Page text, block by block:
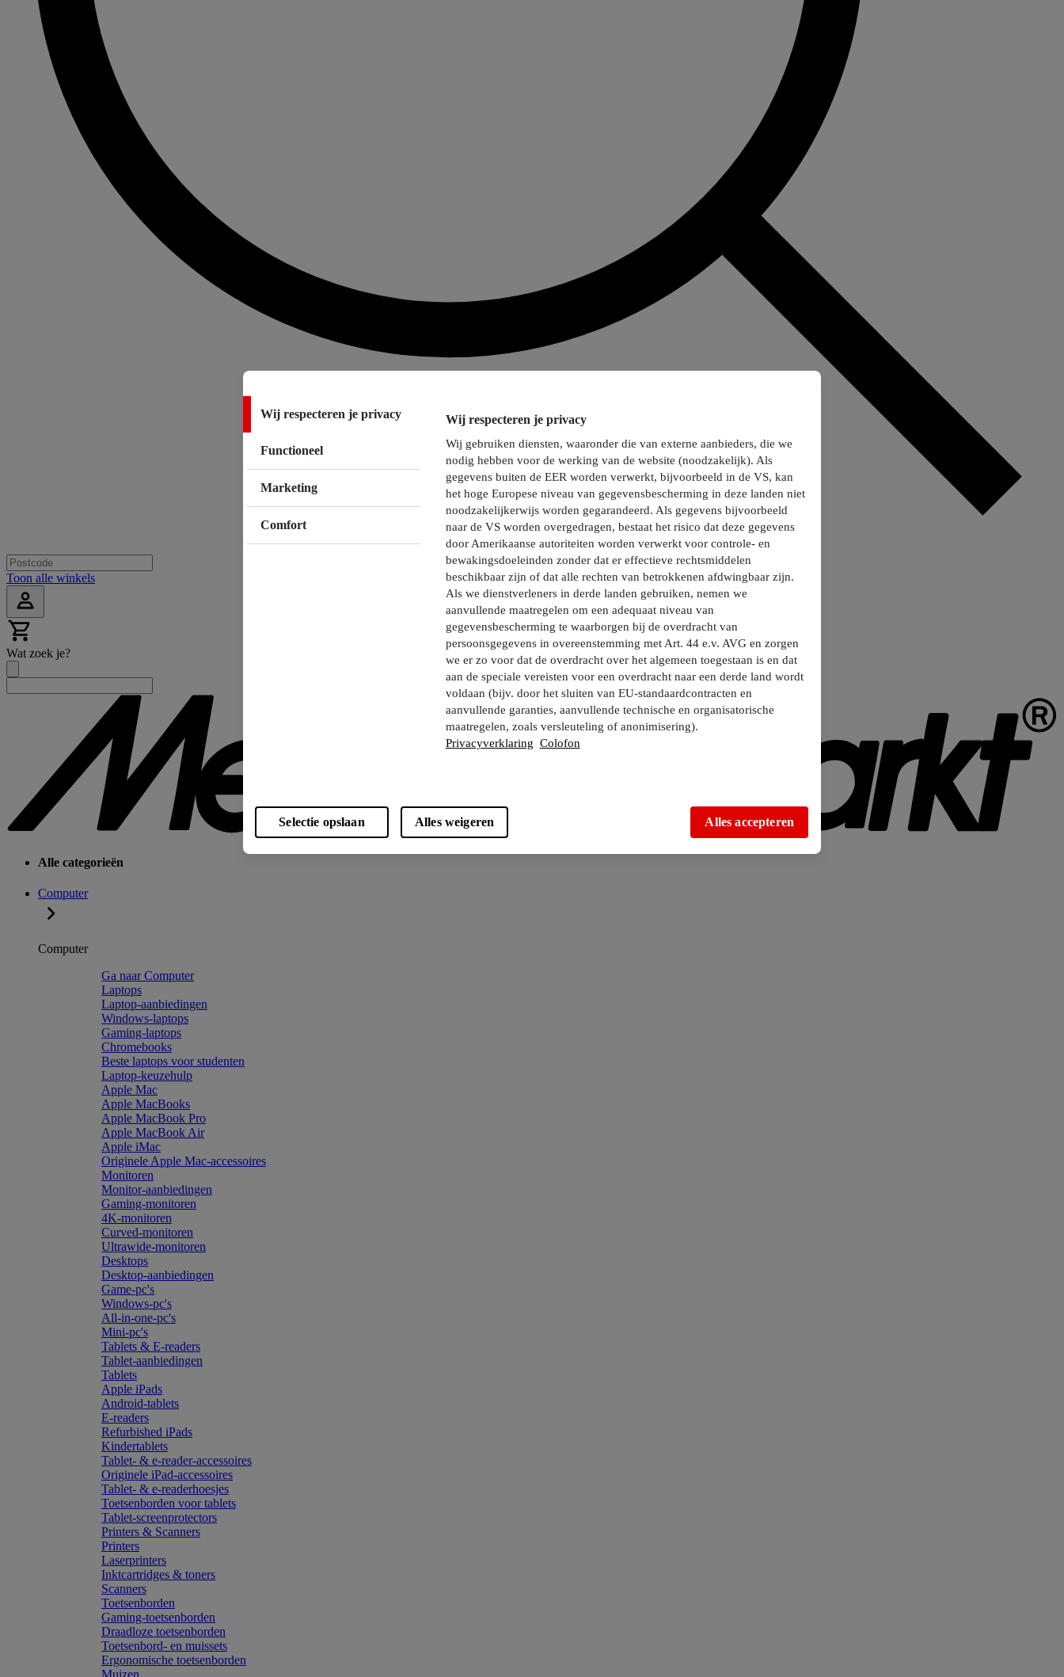
Toon alle winkels
Wat zoek je?
Alle categorieën
Computer
Computer
Ga naar Computer
Laptops
Laptop-aanbiedingen
Windows-laptops
Gaming-laptops
Chromebooks
Beste laptops voor studenten
Laptop-keuzehulp
Apple Mac
Apple MacBooks
Apple MacBook Pro
Apple MacBook Air
Apple iMac
Originele Apple Mac-accessoires
Monitoren
Monitor-aanbiedingen
Gaming-monitoren
4K-monitoren
Curved-monitoren
Ultrawide-monitoren
Desktops
Desktop-aanbiedingen
Game-pc's
Windows-pc's
All-in-one-pc's
Mini-pc's
Tablets & E-readers
Tablet-aanbiedingen
Tablets
Apple iPads
Android-tablets
E-readers
Refurbished iPads
Kindertablets
Tablet- & e-reader-accessoires
Originele iPad-accessoires
Tablet- & e-readerhoesjes
Toetsenborden voor tablets
Tablet-screenprotectors
Printers & Scanners
Printers
Laserprinters
Inktcartridges & toners
Scanners
Toetsenborden
Gaming-toetsenborden
Draadloze toetsenborden
Toetsenbord- en muissets
Ergonomische toetsenborden
Wij respecteren je privacy
Functioneel
Marketing
Comfort
Wij respecteren je privacy
Wij gebruiken diensten, waaronder die van externe aanbieders, die we
nodig hebben voor de werking van de website (noodzakelijk). Als
gegevens buiten de EER worden verwerkt, bijvoorbeeld in de VS, kan
het hoge Europese niveau van gegevensbescherming in deze landen niet
noodzakelijkerwijs worden gegarandeerd. Als gegevens bijvoorbeeld
naar de VS worden overgedragen, bestaat het risico dat deze gegevens
door Amerikaanse autoriteiten worden verwerkt voor controle- en
bewakingsdoeleinden zonder dat er effectieve rechtsmiddelen
beschikbaar zijn of dat alle rechten van betrokkenen afdwingbaar zijn.
Als we dienstverleners in derde landen gebruiken, nemen we
aanvullende maatregelen om een adequaat niveau van
gegevensbescherming te waarborgen bij de overdracht van
persoonsgegevens in overeenstemming met Art. 44 e.v. AVG en zorgen
we er zo voor dat de overdracht over het algemeen toegestaan is en dat
aan de speciale vereisten voor een overdracht naar een derde land wordt
voldaan (bijv. door het sluiten van EU-standaardcontracten en
aanvullende garanties, aanvullende technische en organisatorische
maatregelen, zoals versleuteling of anonimisering).
Privacyverklaring Colofon
Selectie opslaan Alles weigeren Alles accepteren